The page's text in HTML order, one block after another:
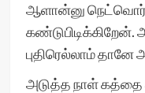
ஆளான்னு
புதிரெல்லாம் தானே
அடுத்த நாள் கத்தை